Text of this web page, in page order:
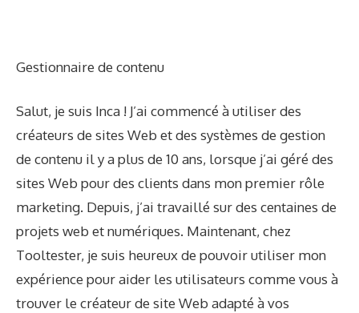
Gestionnaire de contenu
Salut, je suis Inca ! J’ai commencé à utiliser des
créateurs de sites Web et des systèmes de gestion
de contenu il y a plus de 10 ans, lorsque j’ai géré des
sites Web pour des clients dans mon premier rôle
marketing. Depuis, j’ai travaillé sur des centaines de
projets web et numériques. Maintenant, chez
Tooltester, je suis heureux de pouvoir utiliser mon
expérience pour aider les utilisateurs comme vous à
trouver le créateur de site Web adapté à vos